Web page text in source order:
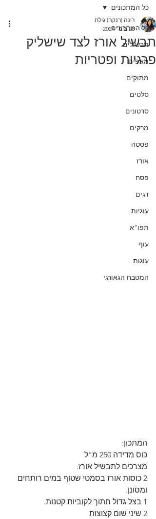
כל המתכונים
תבשילים
מאפים
מתוקים
סלטים
סרטונים
מרקים
פסטה
אורז
פסח
דגים
עוגיות
תפו"א
עוף
עוגות
המטבח הגאורגי
כל המתכונים
תבשיל אורז לצד שישליק
פרגיות ופטריות
רינה (רנקה) גילת
28 בינו׳ 2024
המתכון:
כוס מדידה 250 מ"ל
מצרכים לתבשיל אורז:
2 כוסות אורז בסמטי שטוף במים רותחים
ומסונן.
1 בצל גדול חתוך לקוביות קטנות.
2 שיני שום קצוצות